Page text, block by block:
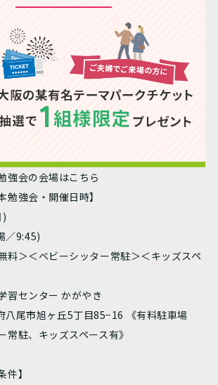
強会の会場はこちら
勉強会・開催日時】
／9:45)
料＞＜ベビーシッター常駐＞＜キッズスペ
習センター かがやき
八尾市旭ヶ丘5丁目85−16 《有料駐車場
常駐、キッズスペース有》
件】